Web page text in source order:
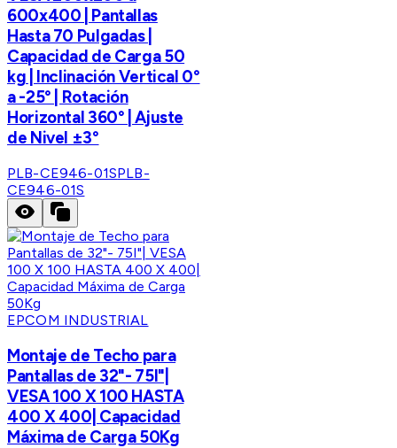
600x400 | Pantallas
Hasta 70 Pulgadas |
Capacidad de Carga 50
kg | Inclinación Vertical 0°
a -25° | Rotación
Horizontal 360° | Ajuste
de Nivel ±3°
PLB-CE946-01SPLB-
CE946-01S
EPCOM INDUSTRIAL
Montaje de Techo para
Pantallas de 32"- 75I"|
VESA 100 X 100 HASTA
400 X 400| Capacidad
Máxima de Carga 50Kg